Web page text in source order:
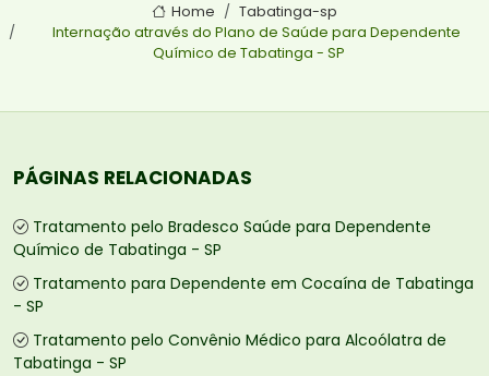
Home
Tabatinga-sp
Internação através do Plano de Saúde para Dependente
Químico de Tabatinga - SP
PÁGINAS RELACIONADAS
Tratamento pelo Bradesco Saúde para Dependente
Químico de Tabatinga - SP
Tratamento para Dependente em Cocaína de Tabatinga
- SP
Tratamento pelo Convênio Médico para Alcoólatra de
Tabatinga - SP